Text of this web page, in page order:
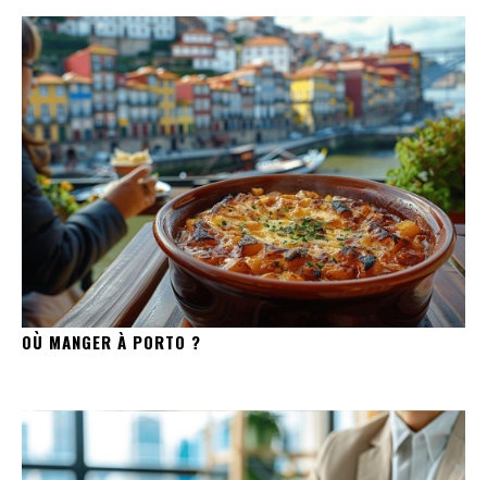
OÙ MANGER À PORTO ?